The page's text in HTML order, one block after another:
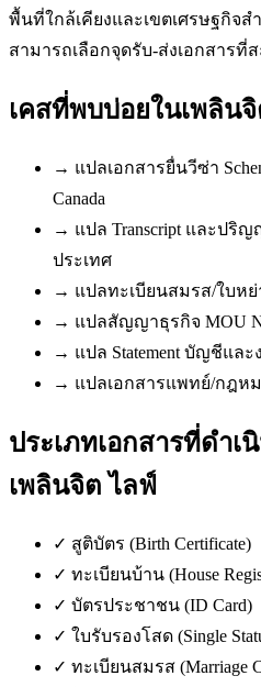
พื้นที่ใกล้เคียงและเขตเศรษฐกิจ
สามารถเลือกจุดรับ-ส่งเอกสารที่
เคสที่พบบ่อยในเพลิน
→ แปลเอกสารยื่นวีซ่า
Canada
→ แปล Transcript และปริ
ประเทศ
→ แปลทะเบียนสมรส/ใบห
→ แปลสัญญาธุรกิจ MOU
→ แปล Statement บัญชีแล
→ แปลเอกสารแพทย์/กฎห
ประเภทเอกสารที่ดำเ
เพลินจิต ไลฟ์
✓ สูติบัตร (Birth Certificate)
✓ ทะเบียนบ้าน (House
✓ บัตรประชาชน (ID Card)
✓ ใบรับรองโสด (Single
✓ ทะเบียนสมรส (Marriage